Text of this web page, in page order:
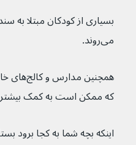
بسیاری از کودکان مبتلا به
می‌روند.
همچنین
که ممکن است به کمک
اینکه بچه شما به کجا برود